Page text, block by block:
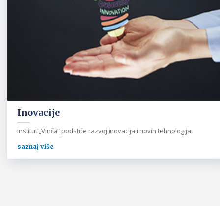
Inovacije
Institut „Vinča“ podstiče razvoj inovacija i novih tehnologija
saznaj više